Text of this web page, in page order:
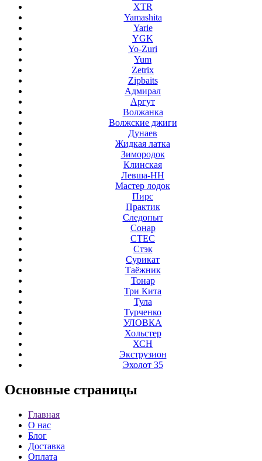
XTR
Yamashita
Yarie
YGK
Yo-Zuri
Yum
Zetrix
Zipbaits
Адмирал
Аргут
Волжанка
Волжские джиги
Дунаев
Жидкая латка
Зимородок
Клинская
Левша-НН
Мастер лодок
Пирс
Практик
Следопыт
Сонар
СТЕС
Стэк
Сурикат
Таёжник
Тонар
Три Кита
Тула
Турченко
УЛОВКА
Хольстер
ХСН
Экструзион
Эхолот 35
Основные страницы
Главная
О нас
Блог
Доставка
Оплата